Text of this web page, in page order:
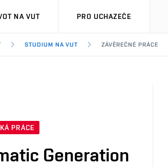
NA VUT PRO UCHAZEČE
STUDIUM NA VUT ZÁVĚREČNÉ PRÁCE
PRÁCE
Generation